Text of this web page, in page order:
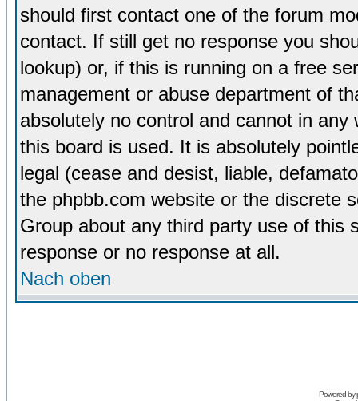
should first contact one of the forum
contact. If still get no response you
lookup) or, if this is running on a free
management or abuse department of
absolutely no control and cannot in
this board is used. It is absolutely
legal (cease and desist, liable,
the phpbb.com website or the discrete
Group about any third party use of this
response or no response at all.
Nach oben
Powered by